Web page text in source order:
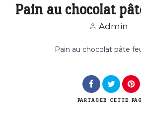
Rechercher
Pain au chocolat
Admin
Pain au chocolat pâte
PARTAGER CETTE